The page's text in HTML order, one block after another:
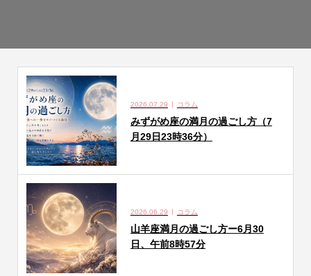
2026.07.29 コラム
みずがめ座の満月の過ごし方（7
月29日23時36分）
2026.06.29 コラム
山羊座満月の過ごし方ー6月30
日、午前8時57分